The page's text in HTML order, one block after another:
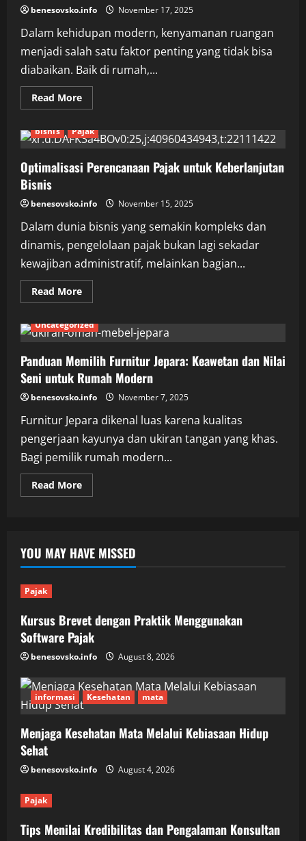
benesovsko.info November 17, 2025
Dalam kehidupan modern, kenyamanan ruangan
menjadi salah satu faktor penting yang tidak bisa
diabaikan. Baik di rumah,...
Read MoreRead
more
Pendingin
Ruangan
Untuk
Hunian
bisnis Pajak
Optimalisasi Perencanaan Pajak untuk Keberlanjutan
Bisnis
benesovsko.info November 15, 2025
Dalam dunia bisnis yang semakin kompleks dan
dinamis, pengelolaan pajak bukan lagi sekadar
kewajiban administratif, melainkan bagian...
Read MoreRead
more
Perencanaan
Pajak
Keberlanjutan
Bisnis
Uncategorized
Panduan Memilih Furnitur Jepara: Keawetan dan Nilai
Seni untuk Rumah Modern
benesovsko.info November 7, 2025
Furnitur Jepara dikenal luas karena kualitas
pengerjaan kayunya dan ukiran tangan yang khas.
Bagi pemilik rumah modern...
Read MoreRead
more
Keawetan
dan
Nilai
YOU MAY HAVE MISSED
Pajak
Kursus Brevet dengan Praktik Menggunakan
Software Pajak
benesovsko.info August 8, 2026
informasi Kesehatan mata
Menjaga Kesehatan Mata Melalui Kebiasaan Hidup
Sehat
benesovsko.info August 4, 2026
Pajak
Tips Menilai Kredibilitas dan Pengalaman Konsultan